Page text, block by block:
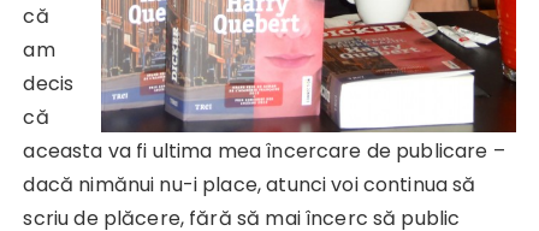
că
am
decis
că
aceasta va fi ultima mea încercare de publicare –
dacă nimănui nu-i place, atunci voi continua să
scriu de plăcere, fără să mai încerc să public